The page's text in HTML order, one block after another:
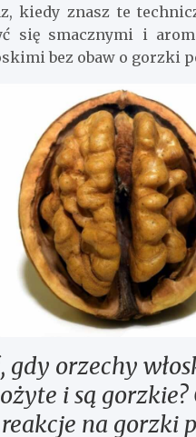
kiedy znasz te
się smacznymi i
bez obaw o gorzki
gdy orzechy
i są
na gorzki